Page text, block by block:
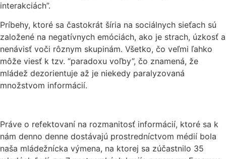
interakciách”.
Príbehy, ktoré sa častokrát šíria na sociálnych sieťach sú
založené na negatívnych emóciách, ako je strach, úzkosť a
nenávisť voči rôznym skupinám. Všetko, čo veľmi ľahko
môže viesť k tzv. “paradoxu voľby”, čo znamená, že
mládež dezorientuje až je niekedy paralyzovaná
množstvom informácií.
Práve o refektovaní na rozmanitosť informácií, ktoré sa k
nám denno denne dostávajú prostredníctvom médií bola
naša mládežnícka výmena, na ktorej sa zúčastnilo 35